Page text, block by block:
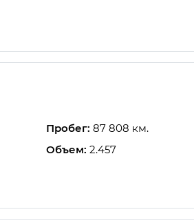
Пробег: 87 808 км.
Объем: 2.457